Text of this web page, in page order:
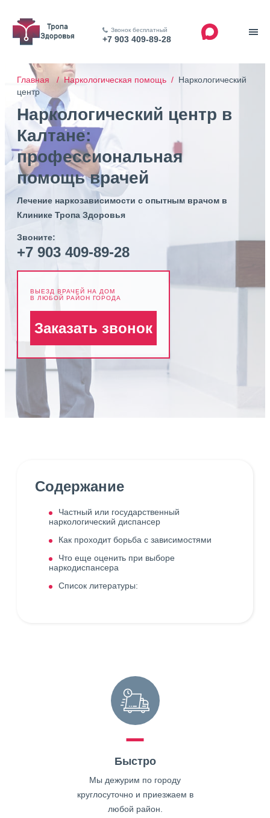
Звонок бесплатный
+7 903 409-89-28
Главная /Наркологическая помощь / Наркологический
центр
Наркологический центр в
Калтане:
профессиональная
помощь врачей
Лечение наркозависимости с опытным врачом в
Клинике Тропа Здоровья
Звоните:
+7 903 409-89-28
ВЫЕЗД ВРАЧЕЙ НА ДОМ
В ЛЮБОЙ РАЙОН ГОРОДА
Заказать звонок
Содержание
Частный или государственный
наркологический диспансер
Как проходит борьба с зависимостями
Что еще оценить при выборе
наркодиспансера
Список литературы:
Быстро
Мы дежурим по городу
круглосуточно и приезжаем в
любой район.